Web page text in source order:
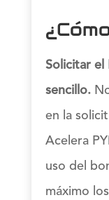
Solicitar el
sencillo.
en la
Acelera
uso del
máximo